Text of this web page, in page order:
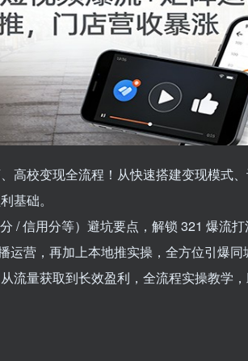
高校变现全流程！从快速搭建变现模式
基础。
/ 信用分等）避坑要点，解锁 321 爆流
营，再加上本地推实操，全方位引爆同
流量获取到长效盈利，全流程实操教学